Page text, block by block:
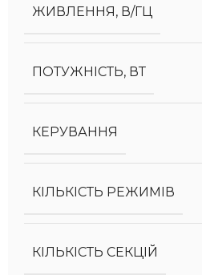
ЖИВЛЕННЯ, В/ГЦ
ПОТУЖНІСТЬ, ВТ
КЕРУВАННЯ
КІЛЬКІСТЬ РЕЖИМІВ
КІЛЬКІСТЬ СЕКЦІЙ